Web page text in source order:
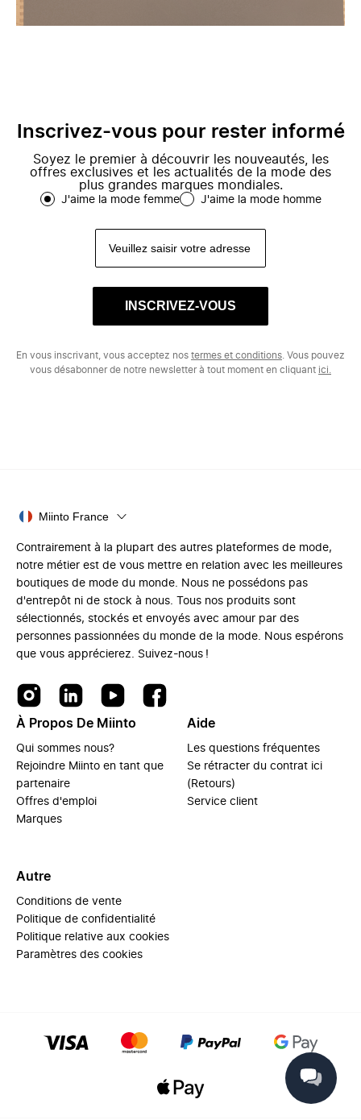
Inscrivez-vous pour rester informé
Soyez le premier à découvrir les nouveautés, les
offres exclusives et les actualités de la mode des
plus grandes marques mondiales.
J'aime la mode femme J'aime la mode homme
INSCRIVEZ-VOUS
En vous inscrivant, vous acceptez nos termes et conditions . Vous pouvez
vous désabonner de notre newsletter à tout moment en cliquant ici.
Miinto France
Contrairement à la plupart des autres plateformes de mode,
notre métier est de vous mettre en relation avec les meilleures
boutiques de mode du monde. Nous ne possédons pas
d'entrepôt ni de stock à nous. Tous nos produits sont
sélectionnés, stockés et envoyés avec amour par des
personnes passionnées du monde de la mode. Nous espérons
que vous apprécierez. Suivez-nous !
À Propos De Miinto
Qui sommes nous?
Rejoindre Miinto en tant que
partenaire
Offres d'emploi
Marques
Aide
Les questions fréquentes
Se rétracter du contrat ici
(Retours)
Service client
Autre
Conditions de vente
Politique de confidentialité
Politique relative aux cookies
Paramètres des cookies